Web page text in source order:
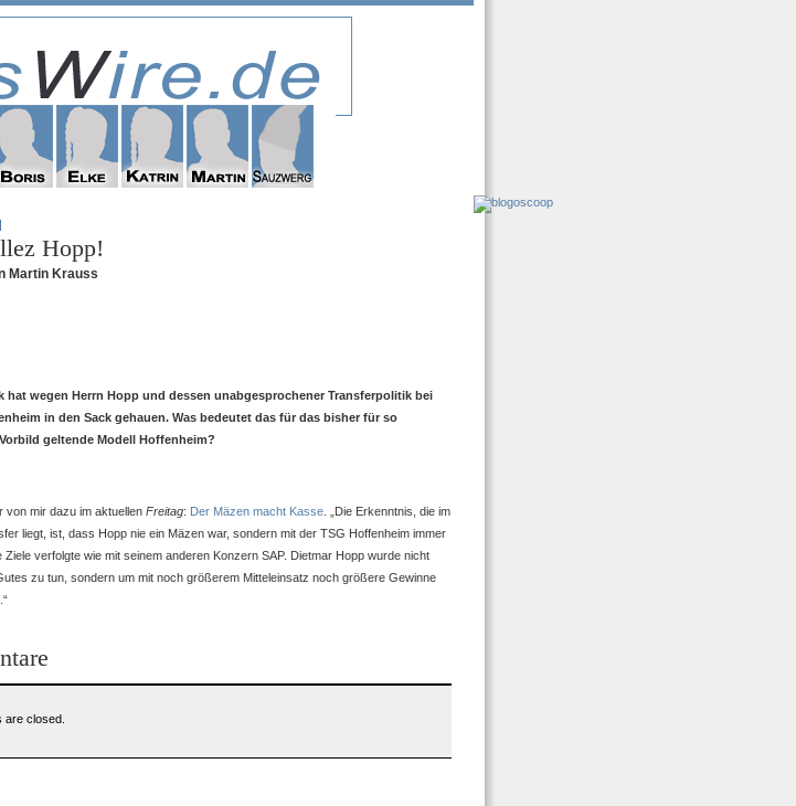
Hopp!
Martin Krauss
hat wegen Herrn Hopp und dessen unabgesprochener Transferpolitik bei
in den Sack gehauen. Was bedeutet das für das bisher für so
geltende Modell Hoffenheim?
von mir dazu im aktuellen Freitag: Der Mäzen macht Kasse . „Die Erkenntnis, die im
liegt, ist, dass Hopp nie ein Mäzen war, sondern mit der TSG Hoffenheim immer
Ziele verfolgte wie mit seinem anderen Konzern SAP. Dietmar Hopp wurde nicht
zu tun, sondern um mit noch größerem Mitteleinsatz noch größere Gewinne
are closed.